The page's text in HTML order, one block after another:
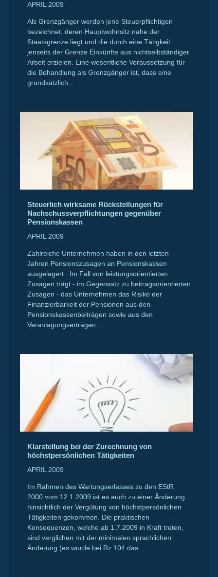
APRIL 2009
Als Grenzgänger werden jene Steuerpflichtigen
bezeichnet, deren Hauptwohnsitz nahe der
Staatsgrenze liegt und die durch eine Tätigkeit
jenseits der Grenze Einkünfte aus nichtselbständiger
Arbeit erzielen. Eine wesentliche Voraussetzung für
die Behandlung als Grenzgänger ist, dass eine
grundsätzlich...
Steuerlich wirksame Rückstellungen für
Nachschussverpflichtungen gegenüber
Pensionskassen
APRIL 2009
Zahlreiche Unternehmen haben in den letzten
Jahren Pensionszusagen an Pensionskassen
ausgelagert . Im Fall von leistungsorientierten
Zusagen trägt - im Gegensatz zu beitragsorientierten
Zusagen - das Unternehmen das Risiko der
Finanzierbarkeit der Pensionen aus den
Pensionskassenbeiträgen sowie aus den
Veranlagungserträgen....
Klarstellung bei der Zurechnung von
höchstpersönlichen Tätigkeiten
APRIL 2009
Im Rahmen des Wartungserlasses zu den EStR
2000 vom 12.1.2009 ist es auch zu einer Änderung
hinsichtlich der Vergütung von höchstpersönlichen
Tätigkeiten gekommen. Die praktischen
Konsequenzen, welche ab 1.7.2009 in Kraft treten,
sind verglichen mit der minimalen sprachlichen
Änderung (es wurde bei Rz 104 das...